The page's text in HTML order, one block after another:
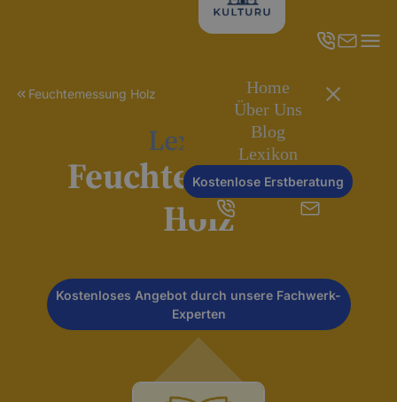
Home
Über Uns
Blog
Lexikon
Kostenlose Erstberatung
Feuchtemessung Holz
Lexikon
Feuchtemessung
Holz
Kostenloses Angebot durch unsere Fachwerk-
Experten